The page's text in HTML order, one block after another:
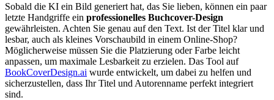
Sobald die KI ein Bild generiert hat, das Sie lieben, können ein paar
letzte Handgriffe ein professionelles Buchcover-Design
gewährleisten. Achten Sie genau auf den Text. Ist der Titel klar und
lesbar, auch als kleines Vorschaubild in einem Online-Shop?
Möglicherweise müssen Sie die Platzierung oder Farbe leicht
anpassen, um maximale Lesbarkeit zu erzielen. Das Tool auf
BookCoverDesign.ai wurde entwickelt, um dabei zu helfen und
sicherzustellen, dass Ihr Titel und Autorenname perfekt integriert
sind.